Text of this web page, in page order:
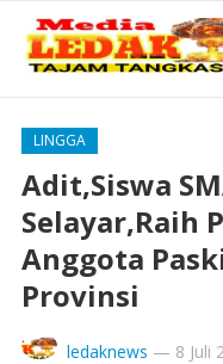
LINGGA
Adit,Siswa
Selayar,Raih
Anggota
Provinsi
ledaknews — 8 Juli